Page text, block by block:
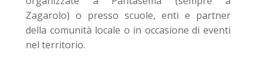
Zagarolo) o presso scuole, enti e partner
della comunità locale o in occasione di eventi
nel territorio.